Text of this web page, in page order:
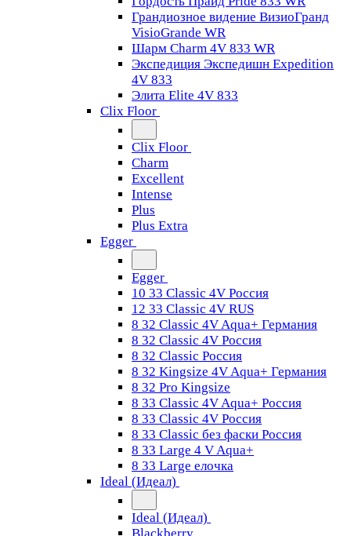
Грандиозное видение ВизиоГранд
VisioGrande WR
Шарм Charm 4V 833 WR
Экспедиция Экспедишн Expedition
4V 833
Элита Elite 4V 833
Clix Floor
Clix Floor
Charm
Excellent
Intense
Plus
Plus Extra
Egger
Egger
10 33 Classic 4V Россия
12 33 Classic 4V RUS
8 32 Classic 4V Aqua+ Германия
8 32 Classic 4V Россия
8 32 Classic Россия
8 32 Kingsize 4V Aqua+ Германия
8 32 Pro Kingsize
8 33 Classic 4V Aqua+ Россия
8 33 Classic 4V Россия
8 33 Classic без фаски Россия
8 33 Large 4 V Aqua+
8 33 Large елочка
Ideal (Идеал)
Ideal (Идеал)